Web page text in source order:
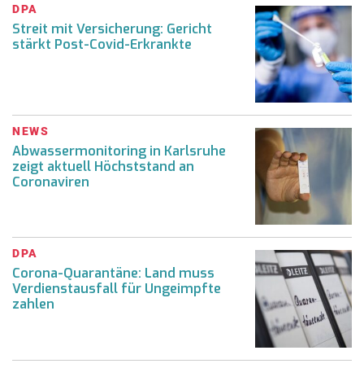
DPA
Streit mit Versicherung: Gericht
stärkt Post-Covid-Erkrankte
NEWS
Abwassermonitoring in Karlsruhe
zeigt aktuell Höchststand an
Coronaviren
DPA
Corona-Quarantäne: Land muss
Verdienstausfall für Ungeimpfte
zahlen